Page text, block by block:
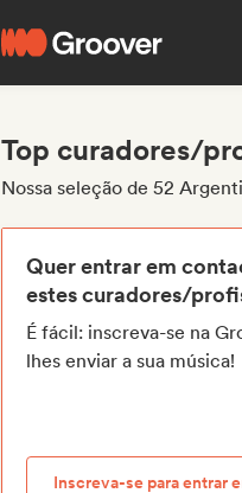
Top curadores/
Nossa seleção de 52
Quer entrar em
estes curadores/
É fácil: inscreva-se na
lhes enviar a sua música!
Inscreva-se para entrar